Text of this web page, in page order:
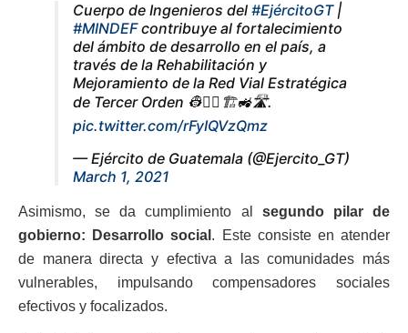
Cuerpo de Ingenieros del #EjércitoGT|
#MINDEFcontribuye al fortalecimiento
del ámbito de desarrollo en el país, a
través de la Rehabilitación y
Mejoramiento de la Red Vial Estratégica
de Tercer Orden 👷👷‍♀️🏗🚜🛣.
pic.twitter.com/rFyIQVzQmz
— Ejército de Guatemala (@Ejercito_GT)
March 1, 2021
Asimismo, se da cumplimiento al
segundo pilar de
gobierno: Desarrollo social . Este consiste en atender
de manera directa y efectiva a las comunidades más
vulnerables, impulsando compensadores sociales
efectivos y focalizados.